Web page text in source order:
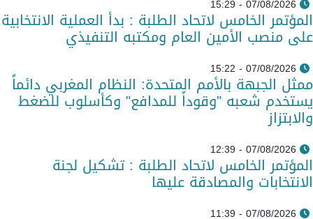
07/08/2026 - 15:29
المؤتمر الخامس لاتحاد الطلبة : بدأ العملية الانتخابية
على منصب الأمين العام ومكتبه التنفيذي
07/08/2026 - 15:22
ممثل الجبهة بالأمم المتحدة: النظام المغربي دائماً
يستخدم شعبه "وقوداً للمدافع" وكأسلوب للضغط
والابتزاز
07/08/2026 - 12:39
المؤتمر الخامس لاتحاد الطلبة : تشكيل لجنة
الانتخابات والمصادقة عليها
07/08/2026 - 11:39